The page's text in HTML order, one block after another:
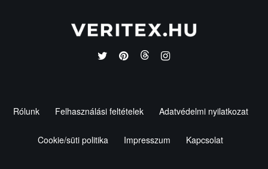
Rólunk Felhasználási feltételek Adatvédelmi nyilatkozat
Cookie/süti politika Impresszum Kapcsolat